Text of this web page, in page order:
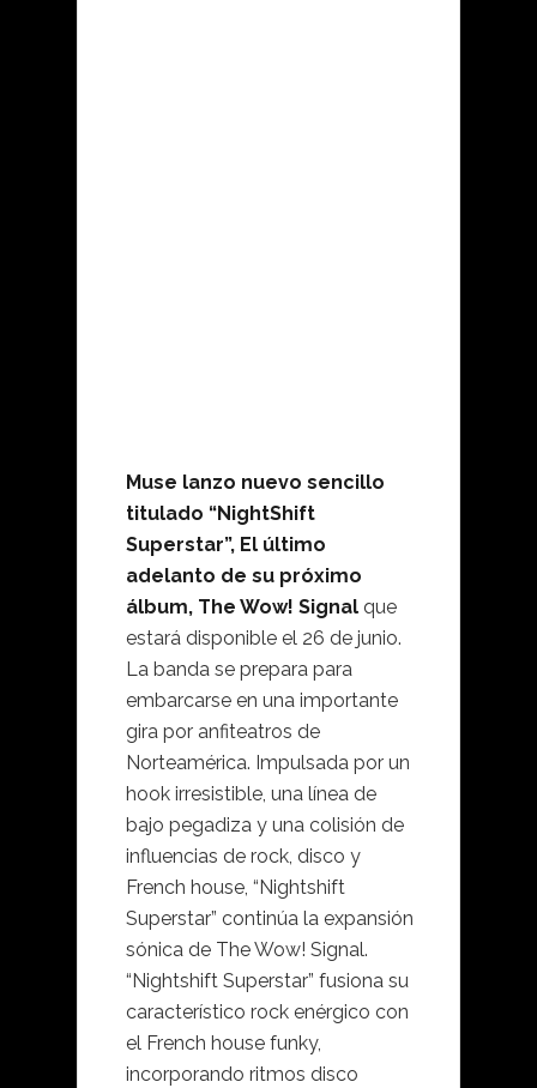
Muse lanzo nuevo sencillo
titulado “NightShift
Superstar”, El último
adelanto de su próximo
álbum, The Wow! Signal que
estará disponible el 26 de junio.
La banda se prepara para
embarcarse en una importante
gira por anfiteatros de
Norteamérica. Impulsada por un
hook irresistible, una línea de
bajo pegadiza y una colisión de
influencias de rock, disco y
French house, “Nightshift
Superstar” continúa la expansión
sónica de The Wow! Signal.
“Nightshift Superstar” fusiona su
característico rock enérgico con
el French house funky,
incorporando ritmos disco